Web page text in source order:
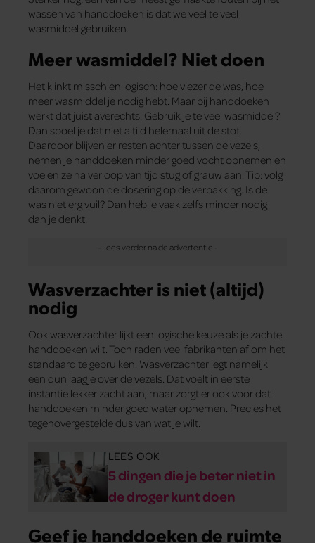
wassen van handdoeken is dat we veel te veel
wasmiddel gebruiken.
Meer wasmiddel? Niet doen
Het klinkt misschien logisch: hoe viezer de was, hoe
meer wasmiddel je nodig hebt. Maar bij handdoeken
werkt dat juist averechts. Gebruik je te veel wasmiddel?
Dan spoel je dat niet altijd helemaal uit de stof.
Daardoor blijven er resten achter tussen de vezels,
nemen je handdoeken minder goed vocht opnemen en
voelen ze na verloop van tijd stug of grauw aan. Tip: volg
daarom gewoon de dosering op de verpakking. Is de
was niet erg vuil? Dan heb je vaak zelfs minder nodig
dan je denkt.
Wasverzachter is niet (altijd)
nodig
Ook wasverzachter lijkt een logische keuze als je zachte
handdoeken wilt. Toch raden veel fabrikanten af om het
standaard te gebruiken. Wasverzachter legt namelijk
een dun laagje over de vezels. Dat voelt in eerste
instantie lekker zacht aan, maar zorgt er ook voor dat
handdoeken minder goed water opnemen. Precies het
tegenovergestelde dus van wat je wilt.
LEES OOK
5 dingen die je beter niet in
de droger kunt doen
Geef je handdoeken de ruimte